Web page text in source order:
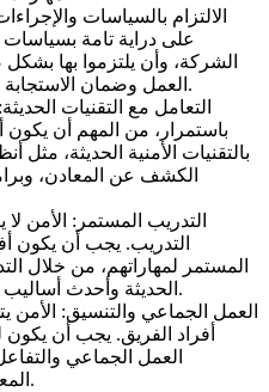
الالتزام بالسياسات
على دراية تامة بسياسات
الشركة، وأن يلتزموا بها
العمل وضمان الاستجابة الأمثل في المواقف الطارئة.
التعامل مع التقنيات
باستمرار، من المهم أن يكون
بالتقنيات الأمنية الحديثة، مثل
الكشف عن المعادن،
التدريب المستمر: الأمن
التدريب. يجب أن يكون
المستمر لمهاراتهم، من خلال
الحديثة وأحدث أساليب التعامل مع المواقف الأمنية.
العمل الجماعي والتنسيق: الأمن
أفراد الفريق. يجب أن يكون
العمل الجماعي
المعلومات وتنفيذ المهام بكفاءة.